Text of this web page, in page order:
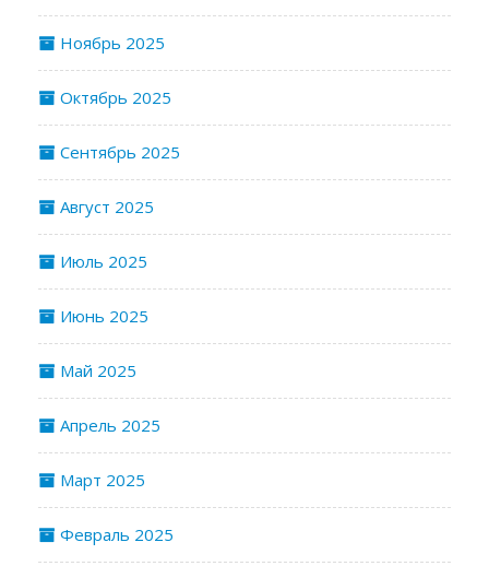
Ноябрь 2025
Октябрь 2025
Сентябрь 2025
Август 2025
Июль 2025
Июнь 2025
Май 2025
Апрель 2025
Март 2025
Февраль 2025